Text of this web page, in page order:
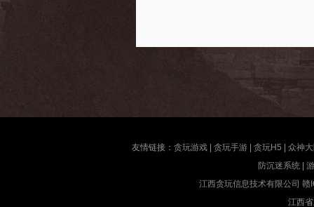
友情链接： 贪玩游戏 贪玩手游 贪玩H5
众神
防沉迷系统|
江西贪玩信息技术有限公司 赣
江西